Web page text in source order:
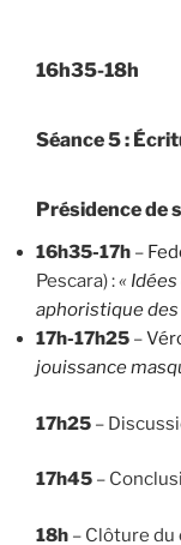
16h35-18h
Séance 5 :
Présidence de
16h35-17h –
Pescara) :«
aphoristique
17h-17h25 –
jouissance
17h25 –
17h45 –
18h – Clôture du